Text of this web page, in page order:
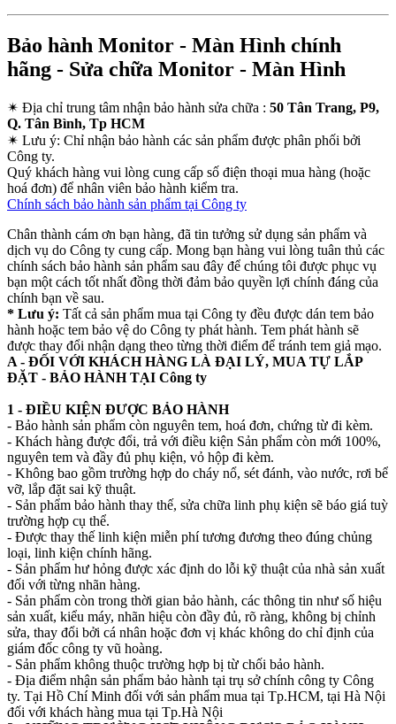
Bảo hành Monitor - Màn Hình chính
hãng - Sửa chữa Monitor - Màn Hình
✴ Địa chỉ trung tâm nhận bảo hành sửa chữa : 50 Tân Trang, P9,
Q. Tân Bình, Tp HCM
✴ Lưu ý: Chỉ nhận bảo hành các sản phẩm được phân phối bởi
Công ty.
Quý khách hàng vui lòng cung cấp số điện thoại mua hàng (hoặc
hoá đơn) để nhân viên bảo hành kiểm tra.
Chính sách bảo hành sản phẩm tại Công ty
Chân thành cám ơn bạn hàng, đã tin tưởng sử dụng sản phẩm và
dịch vụ do Công ty cung cấp. Mong bạn hàng vui lòng tuân thủ các
chính sách bảo hành sản phẩm sau đây để chúng tôi được phục vụ
bạn một cách tốt nhất đồng thời đảm bảo quyền lợi chính đáng của
chính bạn về sau.
* Lưu ý: Tất cả sản phẩm mua tại Công ty đều được dán tem bảo
hành hoặc tem bảo vệ do Công ty phát hành. Tem phát hành sẽ
được thay đổi nhận dạng theo từng thời điểm để tránh tem giả mạo.
A - ĐỐI VỚI KHÁCH HÀNG LÀ ĐẠI LÝ, MUA TỰ LẮP
ĐẶT - BẢO HÀNH TẠI Công ty
1 - ĐIỀU KIỆN ĐƯỢC BẢO HÀNH
- Bảo hành sản phẩm còn nguyên tem, hoá đơn, chứng từ đi kèm.
- Khách hàng được đổi, trả với điều kiện Sản phẩm còn mới 100%,
nguyên tem và đầy đủ phụ kiện, vỏ hộp đi kèm.
- Không bao gồm trường hợp do cháy nổ, sét đánh, vào nước, rơi bể
vỡ, lắp đặt sai kỹ thuật.
- Sản phẩm bảo hành thay thế, sửa chữa linh phụ kiện sẽ báo giá tuỳ
trường hợp cụ thể.
- Được thay thế linh kiện miễn phí tương đương theo đúng chủng
loại, linh kiện chính hãng.
- Sản phẩm hư hỏng được xác định do lỗi kỹ thuật của nhà sản xuất
đối với từng nhãn hàng.
- Sản phẩm còn trong thời gian bảo hành, các thông tin như số hiệu
sản xuất, kiểu máy, nhãn hiệu còn đầy đủ, rõ ràng, không bị chỉnh
sửa, thay đổi bởi cá nhân hoặc đơn vị khác không do chỉ định của
giám đốc công ty vũ hoàng.
- Sản phẩm không thuộc trường hợp bị từ chối bảo hành.
- Địa điểm nhận sản phẩm bảo hành tại trụ sở chính công ty Công
ty. Tại Hồ Chí Minh đối với sản phẩm mua tại Tp.HCM, tại Hà Nội
đối với khách hàng mua tại Tp.Hà Nội